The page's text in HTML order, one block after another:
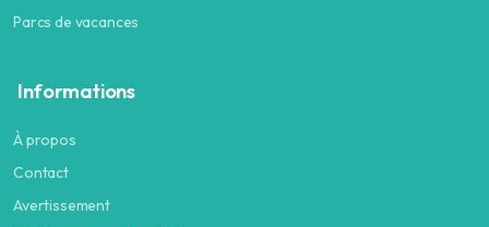
Parcs de vacances
Informations
À propos
Contact
Avertissement